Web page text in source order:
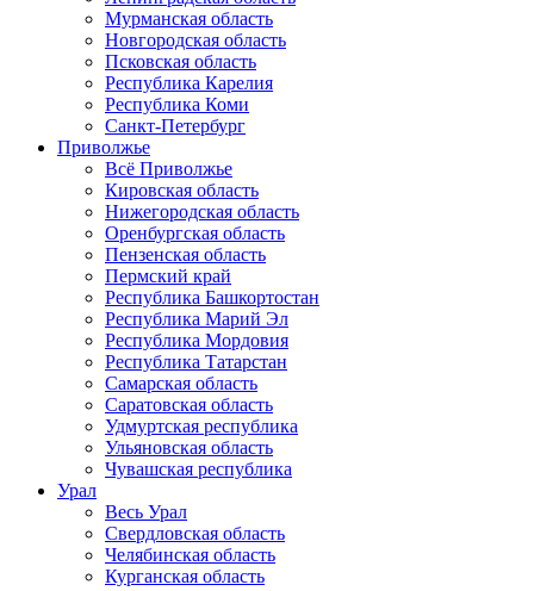
Мурманская область
Новгородская область
Псковская область
Республика Карелия
Республика Коми
Санкт-Петербург
Приволжье
Всё Приволжье
Кировская область
Нижегородская область
Оренбургская область
Пензенская область
Пермский край
Республика Башкортостан
Республика Марий Эл
Республика Мордовия
Республика Татарстан
Самарская область
Саратовская область
Удмуртская республика
Ульяновская область
Чувашская республика
Урал
Весь Урал
Свердловская область
Челябинская область
Курганская область